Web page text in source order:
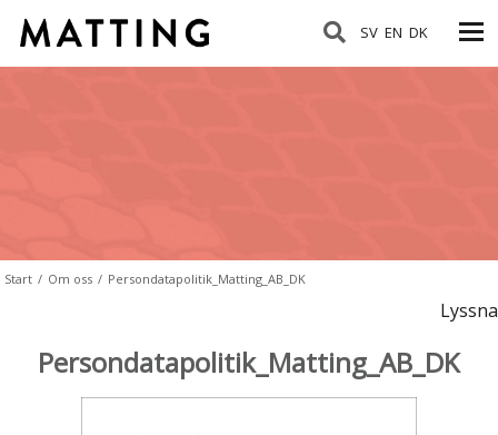
SV EN DK
Start / Om oss / Persondatapolitik_Matting_AB_DK
Lyssna
Persondatapolitik_Matting_AB_DK